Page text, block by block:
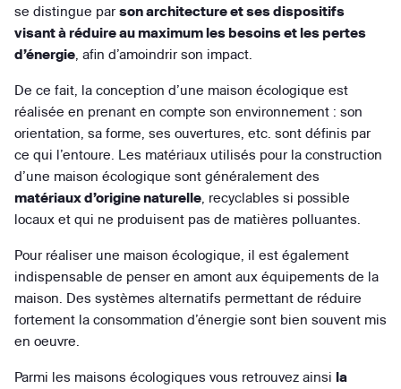
se distingue par son architecture et ses dispositifs
visant à réduire au maximum les besoins et les pertes
d’énergie, afin d’amoindrir son impact.
De ce fait, la conception d’une maison écologique est
réalisée en prenant en compte son environnement : son
orientation, sa forme, ses ouvertures, etc. sont définis par
ce qui l’entoure. Les matériaux utilisés pour la construction
d’une maison écologique sont généralement des
matériaux d’origine naturelle, recyclables si possible
locaux et qui ne produisent pas de matières polluantes.
Pour réaliser une maison écologique, il est également
indispensable de penser en amont aux équipements de la
maison. Des systèmes alternatifs permettant de réduire
fortement la consommation d’énergie sont bien souvent mis
en oeuvre.
Parmi les maisons écologiques vous retrouvez ainsi la